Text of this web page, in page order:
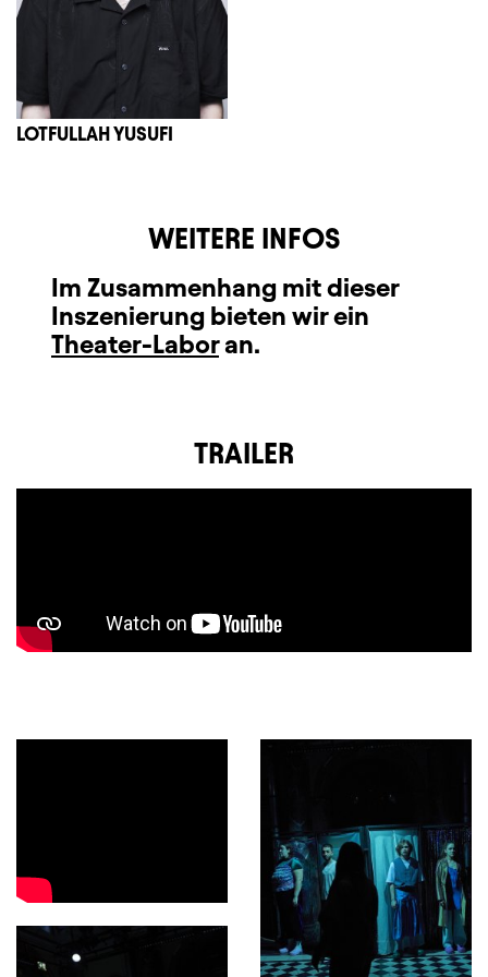
LOTFULLAH YUSUFI
WEITERE INFOS
Im Zusammenhang mit dieser
Inszenierung bieten wir ein
Theater-Laboran.
TRAILER